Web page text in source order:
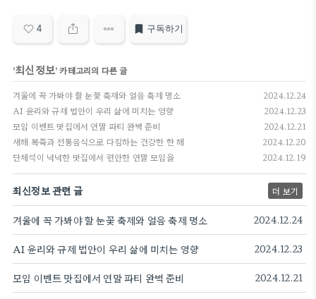
4 구독하기
'최신정보' 카테고리의 다른 글
겨울에 꼭 가봐야 할 눈꽃 축제와 얼음 축제 명소 2024.12.24
AI 윤리와 규제 법안이 우리 삶에 미치는 영향 2024.12.23
모임 이벤트 맛집에서 연말 파티 완벽 준비 2024.12.21
새해 복죽과 전통음식으로 다짐하는 건강한 한 해 2024.12.20
단체석이 넉넉한 맛집에서 편안한 연말 모임을 2024.12.19
최신정보 관련 글 더 보기
겨울에 꼭 가봐야 할 눈꽃 축제와 얼음 축제 명소 2024.12.24
AI 윤리와 규제 법안이 우리 삶에 미치는 영향 2024.12.23
모임 이벤트 맛집에서 연말 파티 완벽 준비 2024.12.21